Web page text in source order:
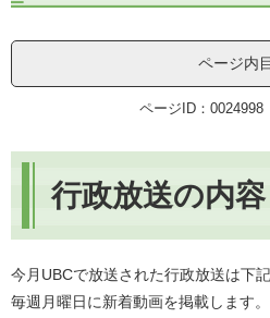
ページ内
ページID：0024998
行政放送の内容
今月UBCで放送された行政放送は下
毎週月曜日に新着動画を掲載します